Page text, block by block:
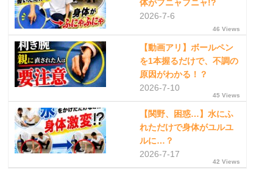
体がフニャフニャ!?
2026-7-6
46 Views
【動画アリ】ボールペン
を1本握るだけで、不調の
原因がわかる！？
2026-7-10
45 Views
【関野、困惑…】水にふ
れただけで身体がユルユ
ルに…？
2026-7-17
42 Views